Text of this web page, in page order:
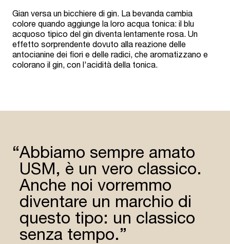
Gian versa un bicchiere di gin. La bevanda cambia
colore quando aggiunge la loro acqua tonica: il blu
acquoso tipico del gin diventa lentamente rosa. Un
effetto sorprendente dovuto alla reazione delle
antocianine dei fiori e delle radici, che aromatizzano e
colorano il gin, con l'acidità della tonica.
“Abbiamo sempre amato
USM, è un vero classico.
Anche noi vorremmo
diventare un marchio di
questo tipo: un classico
senza tempo.”